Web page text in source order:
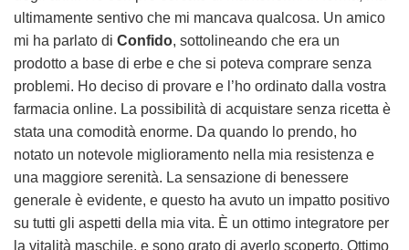
ultimamente sentivo che mi mancava qualcosa. Un amico
mi ha parlato di Confido, sottolineando che era un
prodotto a base di erbe e che si poteva comprare senza
problemi. Ho deciso di provare e l’ho ordinato dalla vostra
farmacia online. La possibilità di acquistare senza ricetta è
stata una comodità enorme. Da quando lo prendo, ho
notato un notevole miglioramento nella mia resistenza e
una maggiore serenità. La sensazione di benessere
generale è evidente, e questo ha avuto un impatto positivo
su tutti gli aspetti della mia vita. È un ottimo integratore per
la vitalità maschile, e sono grato di averlo scoperto. Ottimo